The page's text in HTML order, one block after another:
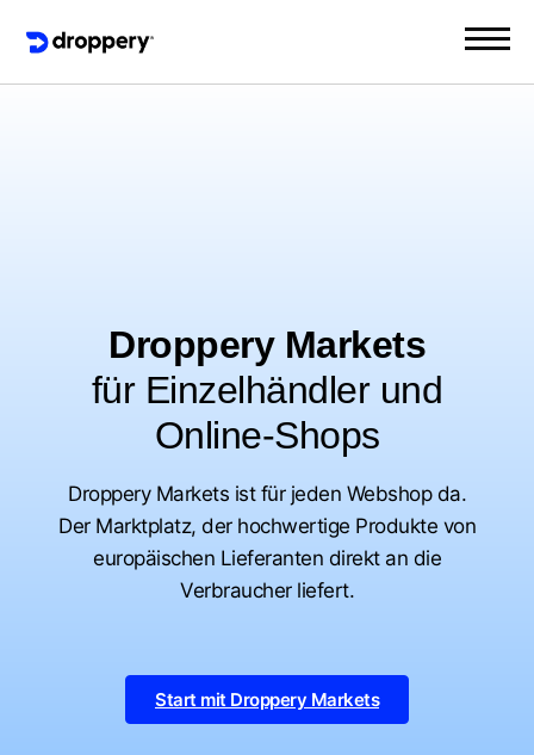
Droppery Markets
für Einzelhändler und
Online-Shops
Droppery Markets ist für jeden Webshop da.
Der Marktplatz, der hochwertige Produkte von
europäischen Lieferanten direkt an die
Verbraucher liefert.
Start mit Droppery Markets